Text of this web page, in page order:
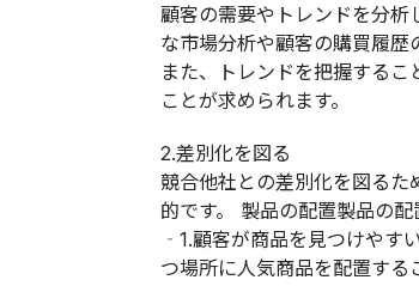
顧客の需要やトレンドを分析
な市場分析や顧客の購買履歴
また、トレンドを把握する
ことが求められます。
2.差別化を図る
競合他社との差別化を図る
的です。 製品の配置製品の
‐1.顧客が商品を見つけやす
つ場所に人気商品を配置する